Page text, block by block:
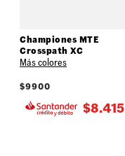
Championes MTE
Crosspath XC
Más colores
$9900
$8.415